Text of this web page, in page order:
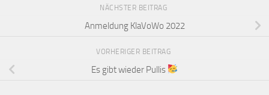
NÄCHSTER BEITRAG
Anmeldung KlaVoWo 2022
VORHERIGER BEITRAG
Es gibt wieder Pullis